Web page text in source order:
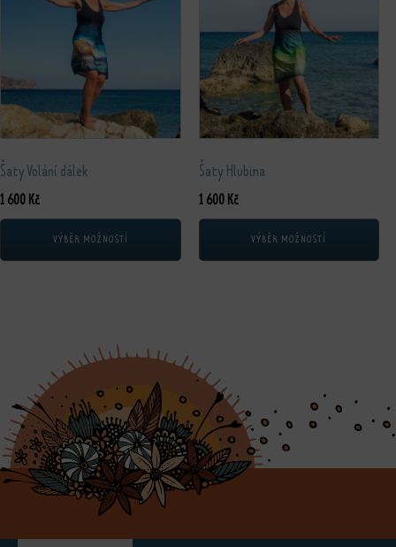
Šaty Volání dálek
1 600 Kč
VÝBĚR MOŽNOSTÍ
Šaty Hlubina
1 600 Kč
VÝBĚR MOŽNOSTÍ